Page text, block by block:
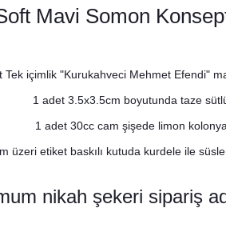
Soft Mavi Somon Çiçekler Konsept Peçete
Mavi Somon
Tek içimlik "Kurukahveci Mehmet Efendi"
1 adet 3.5x3.5cm boyutunda taze
1 adet 30cc cam şişede limon
üzeri etiket baskılı kutuda kurdele ile
nikah şekeri sipariş